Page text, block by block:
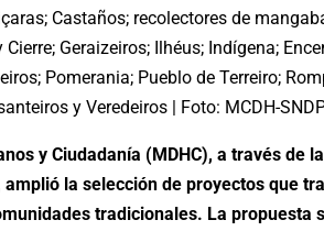
Castaños; recolectores de
Geraizeiros; Ilhéus; Indígena;
Pomerania; Pueblo de Terreiro;
y Veredeiros | Foto: MCDH-
y Ciudadanía (MDHC), a través de
amplió la selección de proyectos que
tradicionales. La propuesta